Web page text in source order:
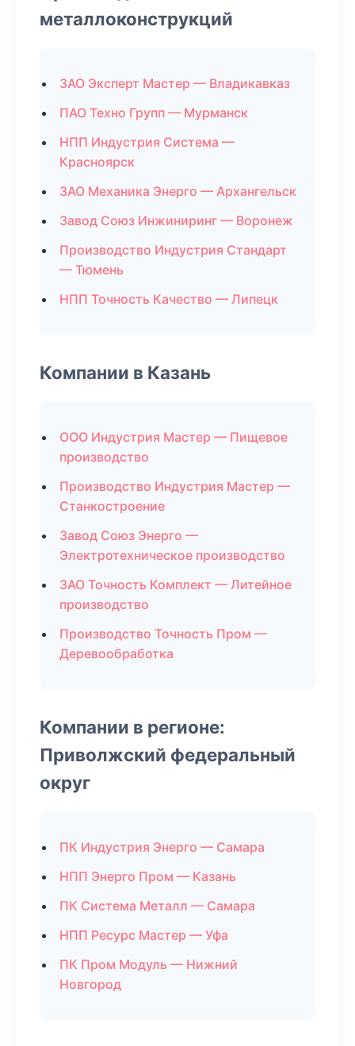
металлоконструкций
ЗАО Эксперт Мастер — Владикавказ
ПАО Техно Групп — Мурманск
НПП Индустрия Система —
Красноярск
ЗАО Механика Энерго — Архангельск
Завод Союз Инжиниринг — Воронеж
Производство Индустрия Стандарт
— Тюмень
НПП Точность Качество — Липецк
Компании в Казань
ООО Индустрия Мастер — Пищевое
производство
Производство Индустрия Мастер —
Станкостроение
Завод Союз Энерго —
Электротехническое производство
ЗАО Точность Комплект — Литейное
производство
Производство Точность Пром —
Деревообработка
Компании в регионе:
Приволжский федеральный
округ
ПК Индустрия Энерго — Самара
НПП Энерго Пром — Казань
ПК Система Металл — Самара
НПП Ресурс Мастер — Уфа
ПК Пром Модуль — Нижний
Новгород